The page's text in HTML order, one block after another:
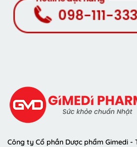
Công ty Cổ phần Dược phẩm Gimedi -